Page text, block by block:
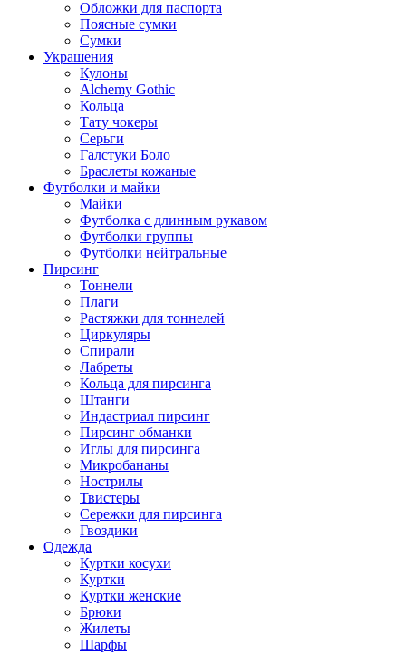
Обложки для паспорта
Поясные сумки
Сумки
Украшения
Кулоны
Alchemy Gothic
Кольца
Тату чокеры
Серьги
Галстуки Боло
Браслеты кожаные
Футболки и майки
Майки
Футболка с длинным рукавом
Футболки группы
Футболки нейтральные
Пирсинг
Тоннели
Плаги
Растяжки для тоннелей
Циркуляры
Спирали
Лабреты
Кольца для пирсинга
Штанги
Индастриал пирсинг
Пирсинг обманки
Иглы для пирсинга
Микробананы
Нострилы
Твистеры
Сережки для пирсинга
Гвоздики
Одежда
Куртки косухи
Куртки
Куртки женские
Брюки
Жилеты
Шарфы